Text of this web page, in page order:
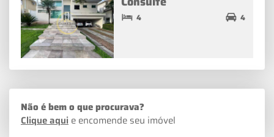
4 4
Não é bem o que procurava?
Clique aqui e encomende seu imóvel